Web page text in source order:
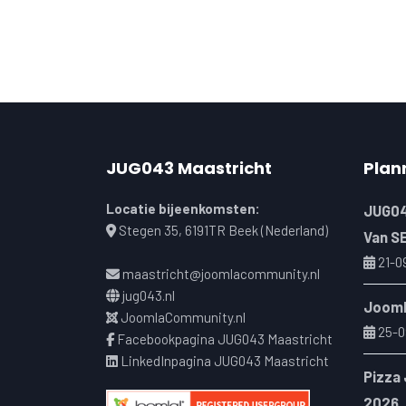
JUG043 Maastricht
Locatie bijeenkomsten:
Stegen 35, 6191TR Beek (Nederland)
maastricht@joomlacommunity.nl
jug043.nl
JoomlaCommunity.nl
Facebookpagina JUG043 Maastricht
LinkedInpagina JUG043 Maastricht
Van
21-
25-
Pizza
2026